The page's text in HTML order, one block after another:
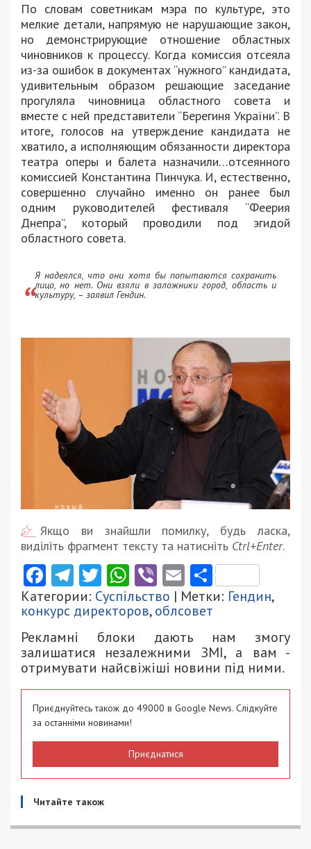
По словам советникам мэра по культуре, это
мелкие детали, напрямую не нарушающие закон,
но демонстрирующие отношение областных
чиновников к процессу. Когда комиссия отсеяла
из-за ошибок в документах “нужного” кандидата,
удивительным образом решающие заседание
прогуляла чиновница областного совета и
вместе с ней представители “Берегиня України”. В
итоге, голосов на утверждение кандидата не
хватило, а исполняющим обязанности директора
театра оперы и балета назначили…отсеянного
комиссией Константина Пинчука. И, естественно,
совершенно случайно именно он ранее был
одним руководителей фестиваля “Феерия
Днепра”, который проводили под эгидой
областного совета.
Я надеялся, что они хотя бы попытаются сохранить
лицо, но нет. Они взяли в заложники город, область и
культуру, – заявил Гендин.
Якщо ви знайшли помилку, будь ласка,
виділіть фрагмент тексту та натисніть Ctrl+Enter.
Facebook
Telegram
Twitter
WhatsApp
ViberEmail
Категории: Суспільство | Метки: Гендин,
конкурс директоров,облсовет
Рекламні блоки дають нам змогу
залишатися незалежними ЗМІ, а вам -
отримувати найсвіжіші новини під ними.
Приєднуйтесь також до 49000 в Google News. Слідкуйте
за останніми новинами!
Приєднатися
Читайте також